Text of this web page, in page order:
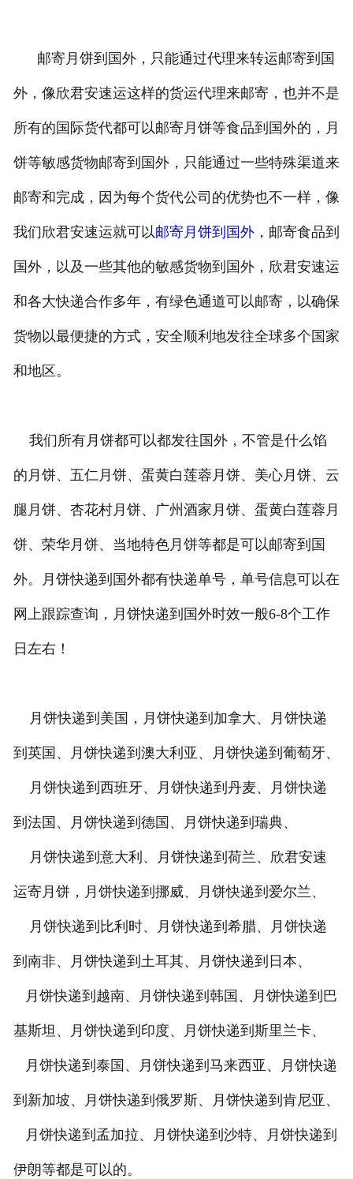
邮寄月饼到国外，只能通过代理来转运邮寄到国
外，像欣君安速运这样的货运代理来邮寄，也并不是
所有的国际货代都可以邮寄月饼等食品到国外的，月
饼等敏感货物邮寄到国外，只能通过一些特殊渠道来
邮寄和完成，因为每个货代公司的优势也不一样，像
我们欣君安速运就可以邮寄月饼到国外，邮寄食品到
国外，以及一些其他的敏感货物到国外，欣君安速运
和各大快递合作多年，有绿色通道可以邮寄，以确保
货物以最便捷的方式，安全顺利地发往全球多个国家
和地区。
我们所有月饼都可以都发往国外，不管是什么馅
的月饼、五仁月饼、蛋黄白莲蓉月饼、美心月饼、云
腿月饼、杏花村月饼、广州酒家月饼、蛋黄白莲蓉月
饼、荣华月饼、当地特色月饼等都是可以邮寄到国
外。月饼快递到国外都有快递单号，单号信息可以在
网上跟踪查询，月饼快递到国外时效一般6-8个工作
日左右！
月饼快递到美国，月饼快递到加拿大、月饼快递
到英国、月饼快递到澳大利亚、月饼快递到葡萄牙、
月饼快递到西班牙、月饼快递到丹麦、月饼快递
到法国、月饼快递到德国、月饼快递到瑞典、
月饼快递到意大利、月饼快递到荷兰、欣君安速
运寄月饼，月饼快递到挪威、月饼快递到爱尔兰、
月饼快递到比利时、月饼快递到希腊、月饼快递
到南非、月饼快递到土耳其、月饼快递到日本、
月饼快递到越南、月饼快递到韩国、月饼快递到巴
基斯坦、月饼快递到印度、月饼快递到斯里兰卡、
月饼快递到泰国、月饼快递到马来西亚、月饼快递
到新加坡、月饼快递到俄罗斯、月饼快递到肯尼亚、
月饼快递到孟加拉、月饼快递到沙特、月饼快递到
伊朗等都是可以的。